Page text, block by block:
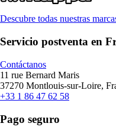
Descubre todas nuestras
Servicio postventa en
Contáctanos
11 rue Bernard Maris
37270 Montlouis-sur-Loire,
+33 1 86 47 62 58
Pago seguro